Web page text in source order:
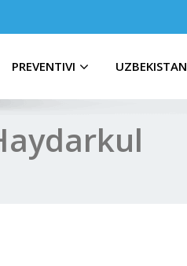
PREVENTIVI UZBEKISTAN